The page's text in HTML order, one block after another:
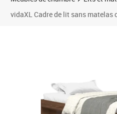
vidaXL Cadre de lit sans matelas